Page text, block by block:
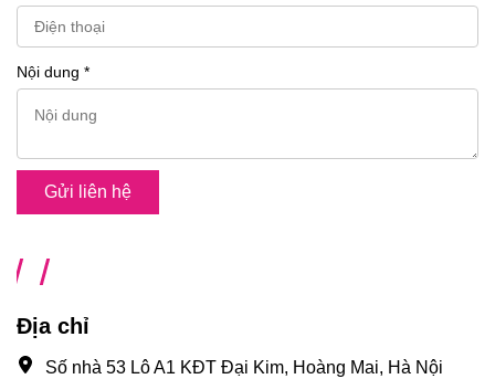
Nội dung *
Gửi liên hệ
Địa chỉ
Số nhà 53 Lô A1 KĐT Đại Kim, Hoàng Mai, Hà Nội